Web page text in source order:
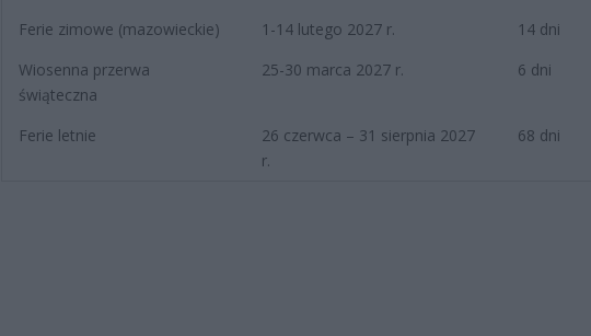
Ferie zimowe (mazowieckie)
1-14 lutego 2027 r.
14 dni
Wiosenna przerwa
świąteczna
25-30 marca 2027 r. 6 dni
Ferie letnie
26 czerwca – 31 sierpnia 2027
r.
68 dni